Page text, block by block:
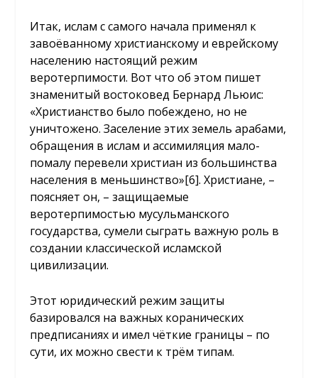
Итак, ислам с самого начала применял к
завоёванному христианскому и еврейскому
населению настоящий режим
веротерпимости. Вот что об этом пишет
знаменитый востоковед Бернард Льюис:
«Христианство было побеждено, но не
уничтожено. Заселение этих земель арабами,
обращения в ислам и ассимиляция мало-
помалу перевели христиан из большинства
населения в меньшинство»[6]. Христиане, –
поясняет он, – защищаемые
веротерпимостью мусульманского
государства, сумели сыграть важную роль в
создании классической исламской
цивилизации.
Этот юридический режим защиты
базировался на важных коранических
предписаниях и имел чёткие границы – по
сути, их можно свести к трём типам.